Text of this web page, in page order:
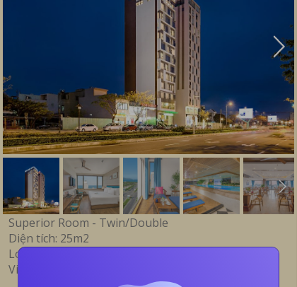
Superior Room - Twin/Double
Diện tích: 25m2
Loại giường: Twin/ Double
View: City View